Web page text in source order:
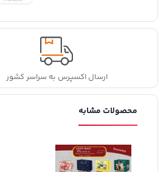
ارسال اکسپرس به سراسر کشور
محصولات مشابه